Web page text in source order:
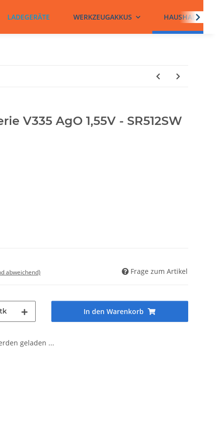
LADEGERÄTE WERKZEUGAKKUS
V335 AgO 1,55V - SR512SW
abweichend) Frage zum Artikel
In den Warenkorb
geladen ...